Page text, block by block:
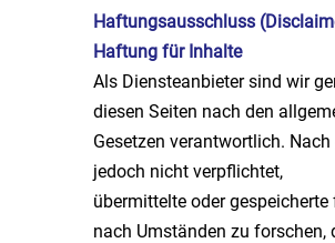
Haftungsausschluss
Haftung für Inhalte
Als Diensteanbieter sind wir
diesen Seiten nach den
Gesetzen verantwortlich.
jedoch nicht verpflichtet,
übermittelte oder
nach Umständen zu forschen,